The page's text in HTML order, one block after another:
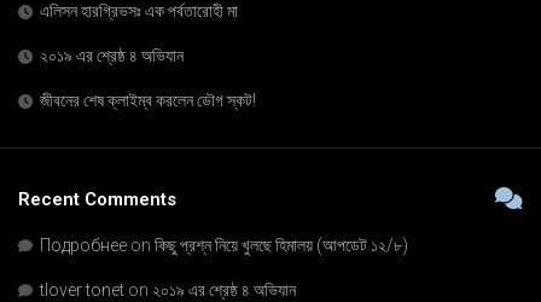
এলিসন হারগ্রিভসঃ এক পর্বতারোহী মা
২০১৯ এর শ্রেষ্ঠ ৪ অভিযান
জীবনের শেষ ক্লাইম্ব করলেন ডৌগ স্কট!
Recent Comments
Подробнее on কিছু প্রশ্ন নিয়ে খুলছে হিমালয় (আপডেট ১২/৮)
tlover tonet on ২০১৯ এর শ্রেষ্ঠ ৪ অভিযান